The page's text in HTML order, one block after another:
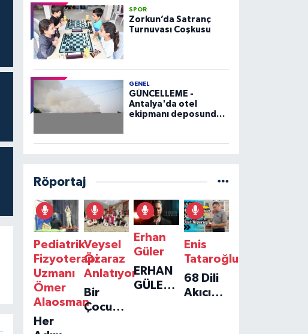
SPOR
Zorkun’da Satranç
Turnuvası Coşkusu
GENEL
GÜNCELLEME -
Antalya'da otel
ekipmanı deposunda
Röportaj
Pediatrik
Fizyoterapi
Uzmanı
Ömer
Alaosman
Her
Veysel
Özaraz
Anlatıyor
Bir
Çocuğun
Erhan
Güler
ERHAN
GÜLER'IN
Enis
Tataroğlu
68 Dili
Akıcı